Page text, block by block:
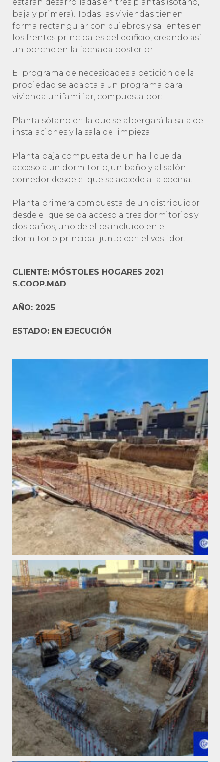
estarán desarrolladas en tres plantas (sótano,
baja y primera). Todas las viviendas tienen
forma rectangular con quiebros y salientes en
los frentes principales del edificio, creando así
un porche en la fachada posterior.
El programa de necesidades a petición de la
propiedad se adapta a un programa para
vivienda unifamiliar, compuesta por:
Planta sótano en la que se albergará la sala de
instalaciones y la sala de limpieza.
Planta baja compuesta de un hall que da
acceso a un dormitorio, un baño y al salón-
comedor desde el que se accede a la cocina.
Planta primera compuesta de un distribuidor
desde el que se da acceso a tres dormitorios y
dos baños, uno de ellos incluido en el
dormitorio principal junto con el vestidor.
CLIENTE: MÓSTOLES HOGARES 2021
S.COOP.MAD
AÑO: 2025
ESTADO: EN EJECUCIÓN